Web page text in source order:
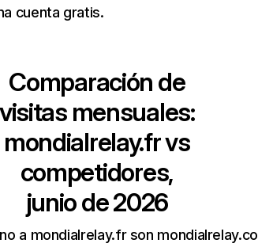
cuenta gratis.
Comparación de
visitas mensuales:
mondialrelay.frvs
competidores,
junio de 2026
a mondialrelay.fr son